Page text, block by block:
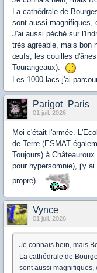
La cathédrale de
sont aussi magnifiques,
J'ai aussi péché sur
très agréable, mais bon
œufs, les couilles
Tourangeaux).
Les 1000 lacs j'ai
Parigot_Paris
01 juil. 2026
Moi c'était l'armée.
de Terre (ESMAT
Toujours).à
pour hypersomnie), j'y
propre).
Vynce
01 juil. 2026
Je connais hein, mais
La cathédrale de
sont aussi magnifiques,